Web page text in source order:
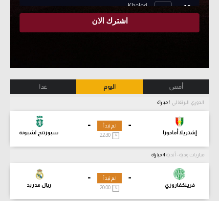
أمس اليوم غدا
الدوري البرتغالي
-
إشتريلا أمادورا
-
سبورتنج لشبونة
لم تبدأ
مباريات ودية - أندية
-
فرينكفاروزي
-
ريال مدريد
لم تبدأ